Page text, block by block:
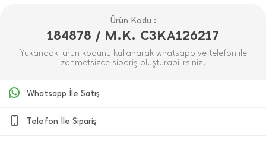
Ürün Kodu :
184878 / M.K. C3KA126217
Yukarıdaki ürün kodunu kullanarak whatsapp ve telefon ile
zahmetsizce sipariş oluşturabilirsiniz.
Whatsapp İle Satış
Telefon İle Sipariş